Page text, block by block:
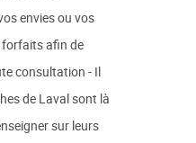
envies ou vos
forfaits afin de
consultation - Il
de Laval sont là
sur leurs